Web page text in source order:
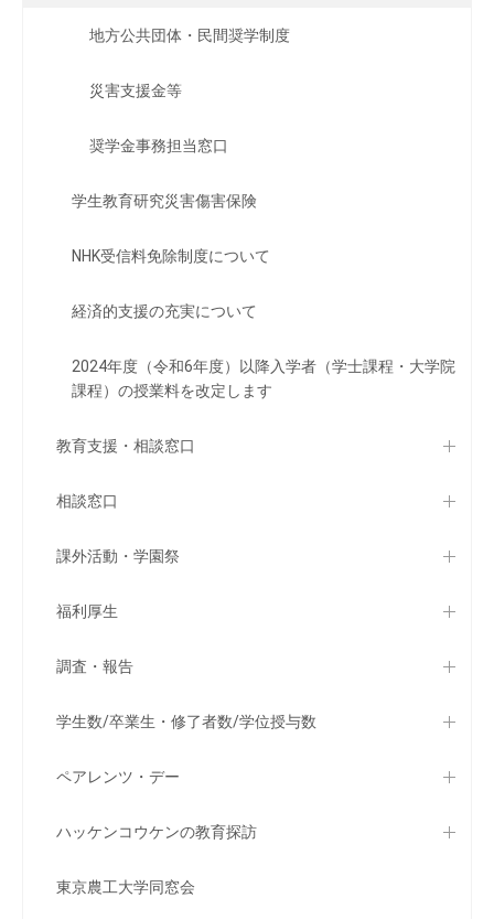
地方公共団体・民間奨学制度
災害支援金等
奨学金事務担当窓口
学生教育研究災害傷害保険
NHK受信料免除制度について
経済的支援の充実について
2024年度（令和6年度）以降入学者（学士課程・大学院
課程）の授業料を改定します
教育支援・相談窓口
相談窓口
課外活動・学園祭
福利厚生
調査・報告
学生数/卒業生・修了者数/学位授与数
ペアレンツ・デー
ハッケンコウケンの教育探訪
東京農工大学同窓会